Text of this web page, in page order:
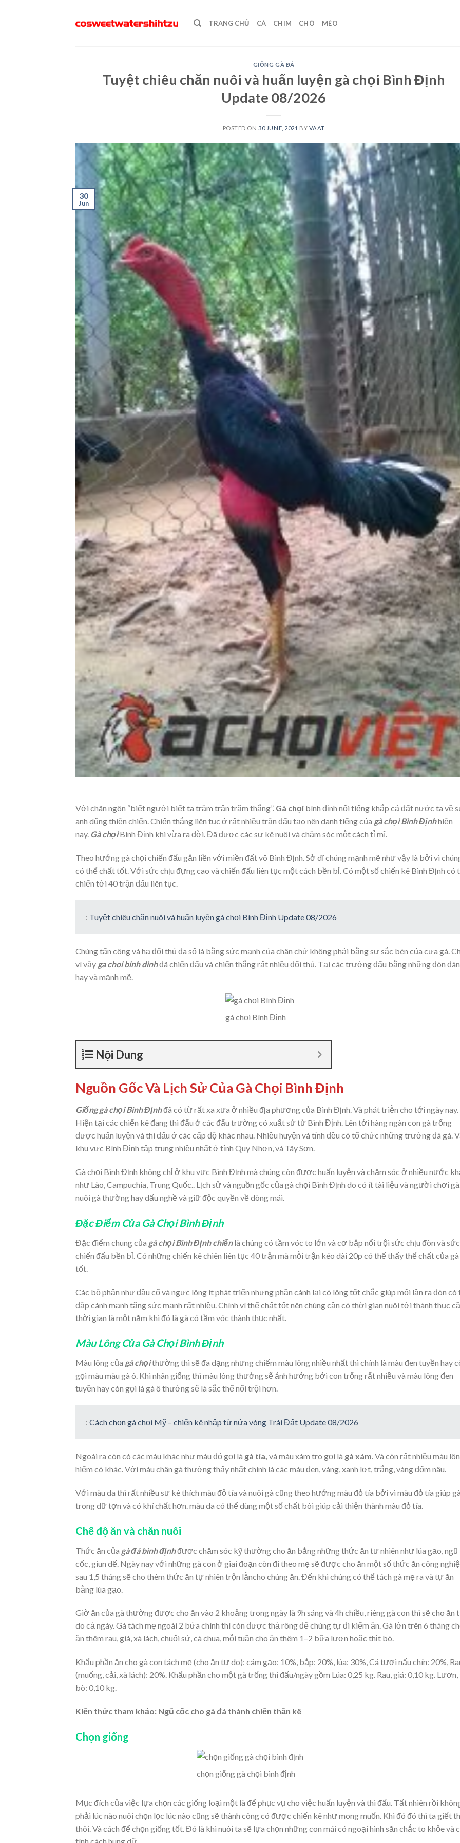
TRANG CHỦ CÁ CHIM CHÓ MÈO
GIỐNG GÀ ĐÁ
Tuyệt chiêu chăn nuôi và huấn luyện gà chọi Bình Định
Update 08/2026
POSTED ON30 JUNE, 2021 BY VAAT
30
Jun
Với chân ngôn “biết người biết ta trăm trận trăm thắng”. Gà chọi bình định nổi tiếng khắp cả đất nước ta về
anh dũng thiện chiến. Chiến thắng liên tục ở rất nhiều trận đấu tạo nên danh tiếng của gà chọi Bình Địnhhiện
nay. Gà chọiBình Định khi vừa ra đời. Đã được các sư kê nuôi và chăm sóc một cách tỉ mĩ.
Theo hướng gà chọi chiến đấu gắn liền với miền đất võ Bình Định. Sở dĩ chúng mạnh mẽ như vậy là bởi vì
có thể chất tốt. Với sức chịu đựng cao và chiến đấu liên tục một cách bền bỉ. Có một số chiến kê Bình Định có
chiến tới 40 trận đấu liên tục.
: Tuyệt chiêu chăn nuôi và huấn luyện gà chọi Bình Định Update 08/2026
Chúng tấn công và hạ đối thủ đa số là bằng sức mạnh của chân chứ không phải bằng sự sắc bén của cựa gà.
vì vậy ga choi binh dinhđã chiến đấu và chiến thắng rất nhiều đối thủ. Tại các trường đấu bằng những đòn
hay và mạnh mẽ.
gà chọi Bình Định
Nội Dung
Nguồn Gốc Và Lịch Sử Của Gà Chọi Bình Định
Giống gàchọi Bình Địnhđã có từ rất xa xưa ở nhiều địa phương của Bình Định. Và phát triễn cho tới ngày nay.
Hiện tại các chiến kê đang thi đấu ở các đấu trường có xuất sứ từ Bình Định. Lên tới hàng ngàn con gà trống
được huấn luyện và thi đấu ở các cấp độ khác nhau. Nhiều huyện và tỉnh đều có tổ chức những trường đá gà.
khu vực Bình Định tập trung nhiều nhất ở tỉnh Quy Nhơn, và Tây Sơn.
Gà chọi Bình Định không chỉ ở khu vực Bình Định mà chúng còn được huấn luyện và chăm sóc ở nhiều nước
như Lào, Campuchia, Trung Quốc.. Lịch sử và nguồn gốc của gà chọi Bình Định do có ít tài liệu và người chơi
nuôi gà thường hay dấu nghề và giữ độc quyền về dòng mái.
Đặc Điểm Của Gà Chọi Bình Định
Đặc điểm chung của gà chọi Bình Định chiếnlà chúng có tầm vóc to lớn và cơ bắp nổi trội sức chịu đòn và sức
chiến đấu bền bỉ. Có những chiến kê chiên liên tục 40 trận mà mỗi trận kéo dài 20p có thế thấy thể chất của
tốt.
Các bộ phận như đầu cổ và ngực lông ít phát triển nhưng phần cánh lại có lông tốt chắc giúp mổi lần ra đòn có
đập cánh mạnh tăng sức mạnh rất nhiều. Chính vì thể chất tốt nên chúng cần có thời gian nuôi tới thành thục
thời gian là một năm khi đó là gà có tầm vóc thành thục nhất.
Màu Lông Của Gà Chọi Bình Định
Màu lông của gà chọithường thì sẽ đa dạng nhưng chiếm màu lông nhiều nhất thì chính là màu đen tuyền hay
gọi màu màu gà ô. Khi nhân giống thì màu lông thường sẽ ảnh hưởng bởi con trống rất nhiều và màu lông đen
tuyền hay còn gọi là gà ô thường sẽ là sắc thể nổi trội hơn.
: Cách chọn gà chọi Mỹ – chiến kê nhập từ nửa vòng Trái Đất Update 08/2026
Ngoài ra còn có các màu khác như màu đỏ gọi là gà tía, và màu xám tro gọi là gà xám. Và còn rất nhiều màu
hiếm có khác. Với màu chân gà thường thấy nhất chính là các màu đen, vàng, xanh lợt, trắng, vàng đốm nâu.
Với màu da thì rất nhiều sư kê thích màu đỏ tía và nuôi gà cũng theo hướng màu đỏ tía bởi vì màu đỏ tía giúp gà
trong dữ tợn và có khí chất hơn. màu da có thể dùng một số chất bôi giúp cải thiện thành màu đỏ tía.
Chế độ ăn và chăn nuôi
Thức ăn của gà đá bình địnhđược chăm sóc kỹ thường cho ăn bằng những thức ăn tự nhiên như lúa gạo, ngũ
cốc, giun dế. Ngày nay với những gà con ở giai đoạn còn đi theo mẹ sẽ được cho ăn một số thức ăn công
sau 1,5 tháng sẽ cho thêm thức ăn tự nhiên trộn lẫncho chúng ăn. Đến khi chúng có thể tách gà mẹ ra và tự ăn
bằng lúa gạo.
Giờ ăn của gà thường được cho ăn vào 2 khoảng trong ngày là 9h sáng và 4h chiều, riêng gà con thì sẽ cho ăn
do cả ngày. Gà tách mẹ ngoài 2 bửa chính thì còn được thả rông để chúng tự đi kiếm ăn. Gà lớn trên 6 tháng
ăn thêm rau, giá, xà lách, chuối sứ, cà chua, mỗi tuần cho ăn thêm 1–2 bữa lươn hoặc thịt bò.
Khẩu phần ăn cho gà con tách mẹ (cho ăn tự do): cám gạo: 10%, bắp: 20%, lúa: 30%, Cá tươi nấu chín: 20%,
(muống, cải, xà lách): 20%. Khẩu phần cho một gà trống thi đấu/ngày gồm Lúa: 0,25 kg. Rau, giá: 0,10 kg.
bò: 0,10 kg.
Kiến thức tham khảo: Ngũ cốc cho gà đá thành chiến thần kê
Chọn giống
chọn giống gà chọi bình định
Mục đích của việc lựa chọn các giống loại một là để phục vụ cho việc huấn luyện và thi đấu. Tất nhiên rồi
phải lúc nào nuôi chọn lọc lúc nào cũng sẽ thành công có được chiến kê như mong muốn. Khi đó đó thì ta giết
thôi. Và cách để chọn giống tốt. Đó là khi nuôi ta sẽ lựa chọn những con mái có ngoại hình săn chắc to khỏe và